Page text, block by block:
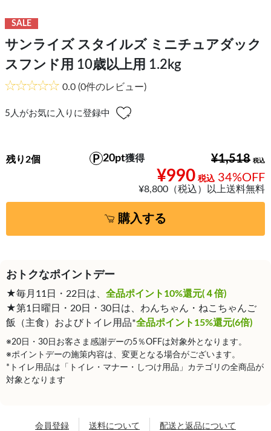
SALE
サンライズ スタイルズ ミニチュアダック
スフンド用 10歳以上用 1.2kg
0.0 (0件のレビュー)
5 人がお気に入りに登録中
¥1,518
¥990 34%OFF
20pt獲得
¥8,800（税込）以上送料無料
残り2個
購入する
おトクなポイントデー
★毎月11日・22日は、 全品ポイント10%還元(４倍)
★第1日曜日・20日・30日は、わんちゃん・ねこちゃんご
飯（主食）およびトイレ用品*全品ポイント15%還元(6倍)
※20日・30日お客さま感謝デーの5％OFFは対象外となります。
※ポイントデーの施策内容は、変更となる場合がございます。
*トイレ用品は「トイレ・マナー・しつけ用品」カテゴリの全商品が
対象となります
会員登録 送料について 配送と返品について